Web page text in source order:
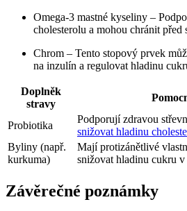
Omega-3 mastné kyseliny –
cholesterolu a mohou chránit před
Chrom – Tento stopový prvek
na inzulín a regulovat hladinu
Doplněk
stravy
Probiotika
Podporují zdravou
snižovat hladinu
Byliny (např.
kurkuma)
Mají protizánětlivé
snižovat hladinu cukru
Závěrečné poznámky